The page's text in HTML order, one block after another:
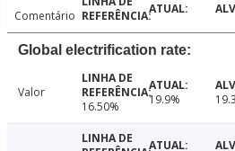
Comentário
Global electrification rate:
Valor
16.50%
19.9%